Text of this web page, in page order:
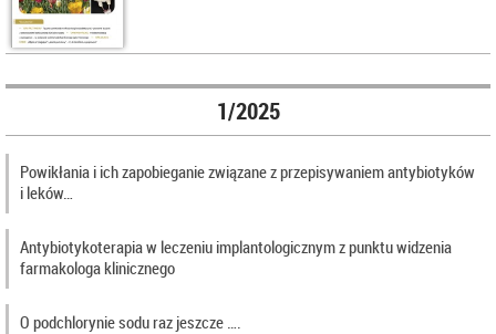
1/2025
Powikłania i ich zapobieganie związane z przepisywaniem antybiotyków
i leków…
Antybiotykoterapia w leczeniu implantologicznym z punktu widzenia
farmakologa klinicznego
O podchlorynie sodu raz jeszcze ….